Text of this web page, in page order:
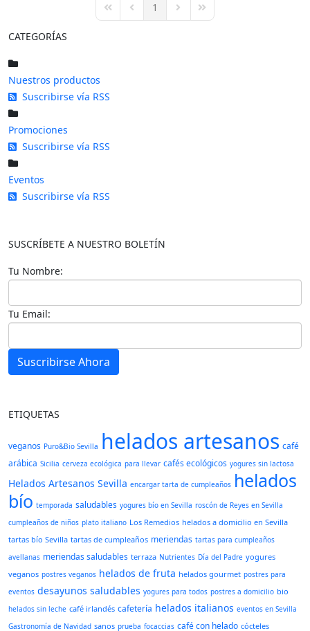
First PagePrevious Page
1 Next PageLast Page
CATEGORÍAS
Nuestros productos
Suscribirse vía RSS
Promociones
Suscribirse vía RSS
Eventos
Suscribirse vía RSS
SUSCRÍBETE A NUESTRO BOLETÍN
Tu Nombre:
Tu Email:
Suscribirse Ahora
ETIQUETAS
veganos Puro&Bio Sevilla helados artesanos café
arábica Sicilia cerveza ecológica para llevar cafés ecológicos yogures sin lactosa
Helados Artesanos Sevilla encargar tarta de cumpleaños helados
bío temporada saludables yogures bío en Sevilla roscón de Reyes en Sevilla
cumpleaños de niños plato italiano Los Remedios helados a domicilio en Sevilla
tartas bío Sevilla tartas de cumpleaños meriendas tartas para cumpleaños
avellanas meriendas saludables terraza Nutrientes Día del Padre yogures
veganos postres veganos helados de fruta helados gourmet postres para
eventos desayunos saludables yogures para todos postres a domicilio bio
helados sin leche café irlandés cafetería helados italianos eventos en Sevilla
Gastronomía de Navidad sanos prueba focaccias café con helado cócteles